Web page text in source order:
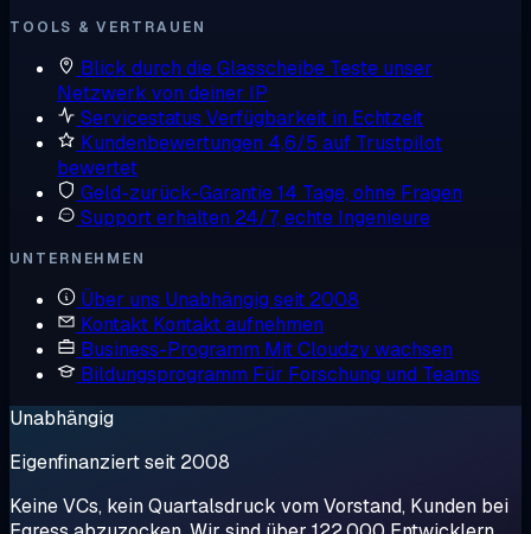
TOOLS & VERTRAUEN
Blick durch die Glasscheibe Teste unser
Netzwerk von deiner IP
Servicestatus Verfügbarkeit in Echtzeit
Kundenbewertungen 4,6/5 auf Trustpilot
bewertet
Geld-zurück-Garantie14 Tage, ohne Fragen
Support erhalten 24/7, echte Ingenieure
UNTERNEHMEN
Über uns Unabhängig seit 2008
Kontakt Kontakt aufnehmen
Business-Programm Mit Cloudzy wachsen
Bildungsprogramm Für Forschung und Teams
Unabhängig
Eigenfinanziert seit 2008
Keine VCs, kein Quartalsdruck vom Vorstand, Kunden bei